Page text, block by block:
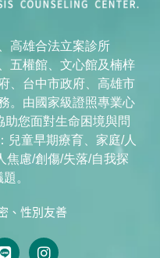
高雄合法立案診所
五權館、文心館及楠梓
、台中市政府、高雄市
。由國家級證照專業心
您面對生命困境與問
兒童早期療育、家庭/人
焦慮/創傷/失落/自我探
。
、性別友善